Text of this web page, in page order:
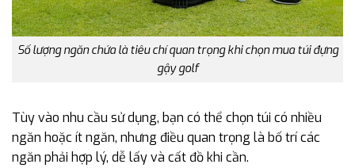
Số lượng ngăn chứa là tiêu chí quan trọng khi chọn mua túi đựng
gậy golf
Tùy vào nhu cầu sử dụng, bạn có thể chọn túi có nhiều
ngăn hoặc ít ngăn, nhưng điều quan trọng là bố trí các
ngăn phải hợp lý, dễ lấy và cất đồ khi cần.